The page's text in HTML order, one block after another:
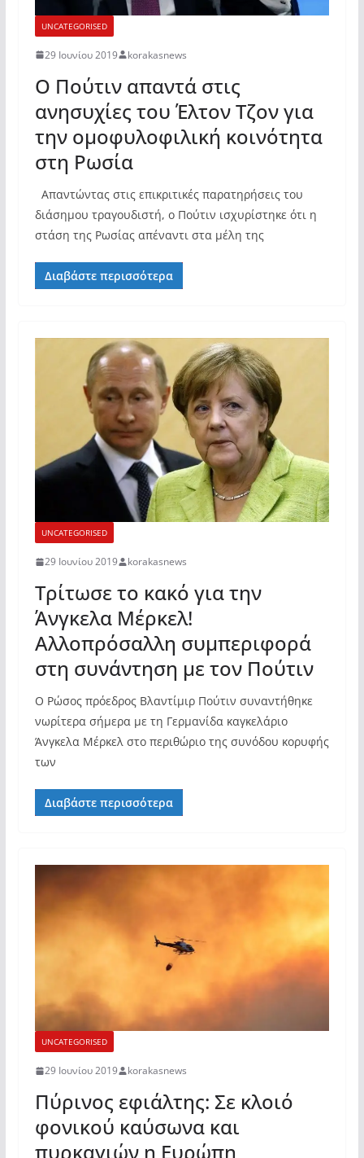
UNCATEGORISED
29 Ιουνίου 2019 korakasnews
Ο Πούτιν απαντά στις
ανησυχίες του Έλτον Τζον για
την ομοφυλοφιλική κοινότητα
στη Ρωσία
Απαντώντας στις επικριτικές παρατηρήσεις του
διάσημου τραγουδιστή, ο Πούτιν ισχυρίστηκε ότι η
στάση της Ρωσίας απέναντι στα μέλη της
Διαβάστε περισσότερα
UNCATEGORISED
29 Ιουνίου 2019 korakasnews
Τρίτωσε το κακό για την
Άνγκελα Μέρκελ!
Aλλοπρόσαλλη συμπεριφορά
στη συνάντηση με τον Πούτιν
Ο Ρώσος πρόεδρος Βλαντίμιρ Πούτιν συναντήθηκε
νωρίτερα σήμερα με τη Γερμανίδα καγκελάριο
Άνγκελα Μέρκελ στο περιθώριο της συνόδου κορυφής
των
Διαβάστε περισσότερα
UNCATEGORISED
29 Ιουνίου 2019 korakasnews
Πύρινος εφιάλτης: Σε κλοιό
φονικού καύσωνα και
πυρκαγιών η Ευρώπη